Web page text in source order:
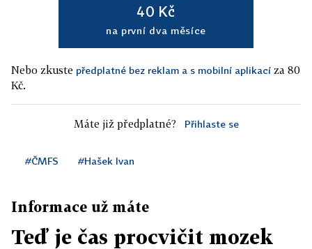
40 Kč
na první dva měsíce
Nebo zkuste předplatné bez reklam a s mobilní aplikací za 80
Kč.
Máte již předplatné? Přihlaste se
#ČMFS #Hašek Ivan
Informace už máte
Teď je čas procvičit mozek